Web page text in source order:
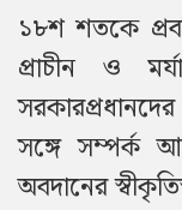
১৮শ শতকে
প্রাচীন ও
সঙ্গে সম্পর্ক
অবদানের